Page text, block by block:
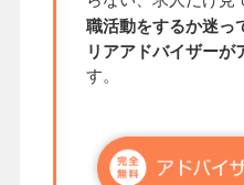
職活動をするか迷っ
リアアドバイザーが
す。